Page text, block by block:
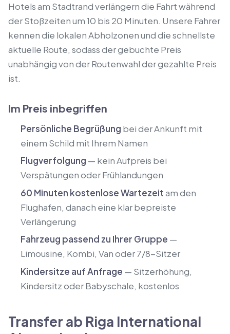
Hotels am Stadtrand verlängern die Fahrt während
der Stoßzeiten um 10 bis 20 Minuten. Unsere Fahrer
kennen die lokalen Abholzonen und die schnellste
aktuelle Route, sodass der gebuchte Preis
unabhängig von der Routenwahl der gezahlte Preis
ist.
Im Preis inbegriffen
Persönliche Begrüßung bei der Ankunft mit
einem Schild mit Ihrem Namen
Flugverfolgung — kein Aufpreis bei
Verspätungen oder Frühlandungen
60 Minuten kostenlose Wartezeitam den
Flughafen, danach eine klar bepreiste
Verlängerung
Fahrzeug passend zu Ihrer Gruppe —
Limousine, Kombi, Van oder 7/8-Sitzer
Kindersitze auf Anfrage — Sitzerhöhung,
Kindersitz oder Babyschale, kostenlos
Transfer ab Riga International